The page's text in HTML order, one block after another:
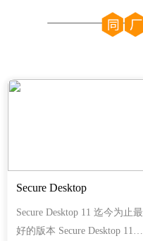
Secure Desktop
Secure Desktop 11 迄今为止最
好的版本 Secure Desktop 11.